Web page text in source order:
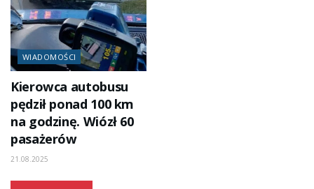
WIADOMOŚCI
Kierowca autobusu
pędził ponad 100 km
na godzinę. Wiózł 60
pasażerów
21.08.2025